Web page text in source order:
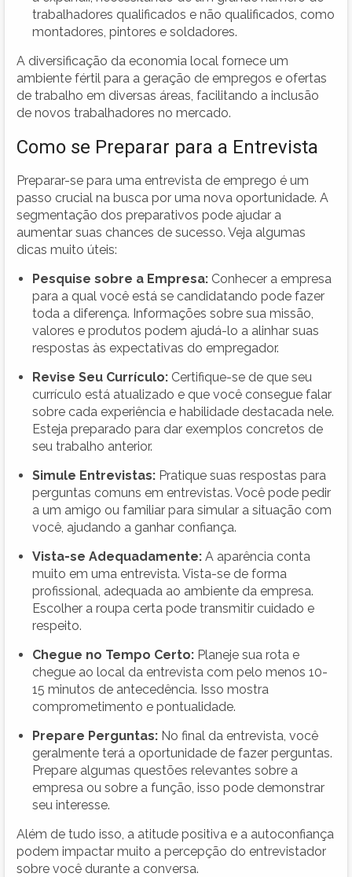
trabalhadores qualificados e não qualificados, como
montadores, pintores e soldadores.
A diversificação da economia local fornece um
ambiente fértil para a geração de empregos e ofertas
de trabalho em diversas áreas, facilitando a inclusão
de novos trabalhadores no mercado.
Como se Preparar para a Entrevista
Preparar-se para uma entrevista de emprego é um
passo crucial na busca por uma nova oportunidade. A
segmentação dos preparativos pode ajudar a
aumentar suas chances de sucesso. Veja algumas
dicas muito úteis:
Pesquise sobre a Empresa: Conhecer a empresa
para a qual você está se candidatando pode fazer
toda a diferença. Informações sobre sua missão,
valores e produtos podem ajudá-lo a alinhar suas
respostas às expectativas do empregador.
Revise Seu Currículo: Certifique-se de que seu
currículo está atualizado e que você consegue falar
sobre cada experiência e habilidade destacada nele.
Esteja preparado para dar exemplos concretos de
seu trabalho anterior.
Simule Entrevistas: Pratique suas respostas para
perguntas comuns em entrevistas. Você pode pedir
a um amigo ou familiar para simular a situação com
você, ajudando a ganhar confiança.
Vista-se Adequadamente: A aparência conta
muito em uma entrevista. Vista-se de forma
profissional, adequada ao ambiente da empresa.
Escolher a roupa certa pode transmitir cuidado e
respeito.
Chegue no Tempo Certo: Planeje sua rota e
chegue ao local da entrevista com pelo menos 10-
15 minutos de antecedência. Isso mostra
comprometimento e pontualidade.
Prepare Perguntas: No final da entrevista, você
geralmente terá a oportunidade de fazer perguntas.
Prepare algumas questões relevantes sobre a
empresa ou sobre a função, isso pode demonstrar
seu interesse.
Além de tudo isso, a atitude positiva e a autoconfiança
podem impactar muito a percepção do entrevistador
sobre você durante a conversa.